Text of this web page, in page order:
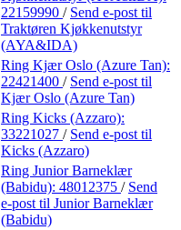
22159990 / Send e-post til
Traktøren Kjøkkenutstyr
(AYA&IDA)
Ring Kjær Oslo (Azure Tan):
22421400 / Send e-post til
Kjær Oslo (Azure Tan)
Ring Kicks (Azzaro):
33221027 / Send e-post til
Kicks (Azzaro)
Ring Junior Barneklær
(Babidu): 48012375 / Send
e-post til Junior Barneklær
(Babidu)